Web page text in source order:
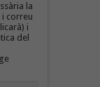
la
i correu
i
del